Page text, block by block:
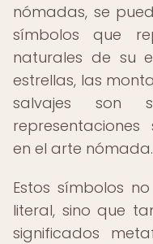
nómadas, se
símbolos que
naturales de su
estrellas, las
salvajes son
en el arte nómada.
Estos símbolos
literal, sino que
significados